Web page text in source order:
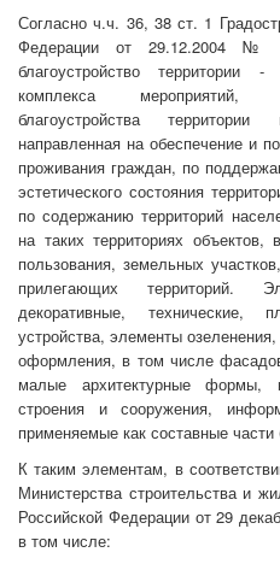
Согласно ч.ч. 36, 38 ст. 1
Федерации от 29.12.2004
благоустройство территории
комплекса мероприятий,
благоустройства территории
направленная на обеспечение и
проживания граждан, по
эстетического состояния
по содержанию территорий
на таких территориях
пользования, земельных
прилегающих территорий.
декоративные, технические,
устройства, элементы
оформления, в том числе
малые архитектурные формы,
строения и сооружения,
применяемые как составные части
К таким элементам, в
Министерства строительства и
Российской Федерации от 29
в том числе: